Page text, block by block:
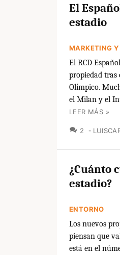
El
estadio
MARKETING Y
El RCD
propiedad tras
Olímpico.
el Milan y el
LEER MÁS »
2
¿Cuánto
estadio?
ENTORNO
Los nuevos
piensan que
está en el